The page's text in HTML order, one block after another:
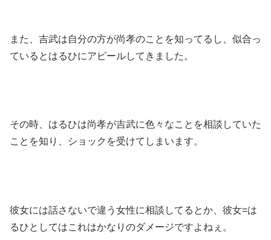
また、吉武は自分の方が尚孝のことを知ってるし、似合っ
ているとはるひにアピールしてきました。
その時、はるひは尚孝が吉武に色々なことを相談していた
ことを知り、ショックを受けてしまいます。
彼女には話さないで違う女性に相談してるとか、彼女=は
るひとしてはこれはかなりのダメージですよねぇ。